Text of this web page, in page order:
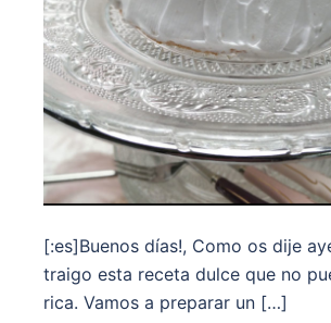
[:es]Buenos días!, Como os dije
traigo esta receta dulce que no
rica. Vamos a preparar un […]